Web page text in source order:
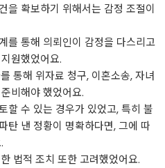
을 확보하기 위해서는 감정 조절이
를 통해 의뢰인이 감정을 다스리고
원했었어요.
통해 위자료 청구, 이혼소송, 자녀
비해야 했었어요.
할 수 있는 경우가 있었고, 특히 불
탄 낸 정황이 명확하다면, 그에 따
법적 조치 또한 고려했었어요.